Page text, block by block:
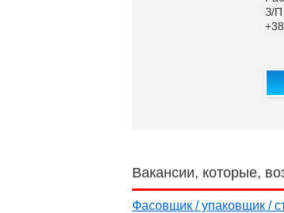
З/П
Вакансии, которые,
Фасовщик / упаковщик /